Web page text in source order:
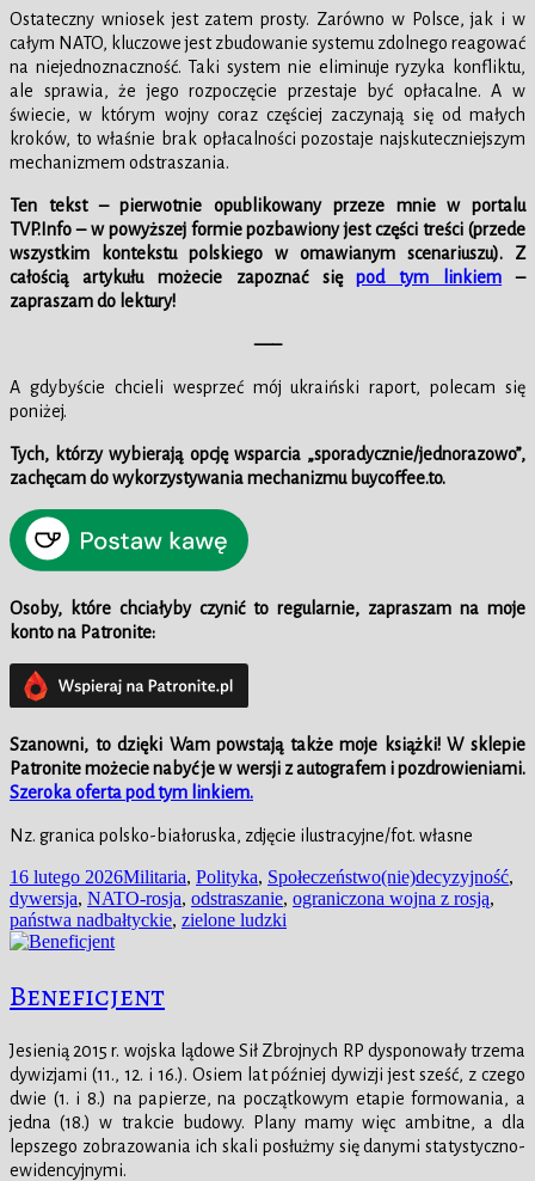
Ostateczny wniosek jest zatem prosty. Zarówno w Polsce, jak i w
całym NATO, kluczowe jest zbudowanie systemu zdolnego reagować
na niejednoznaczność. Taki system nie eliminuje ryzyka konfliktu,
ale sprawia, że jego rozpoczęcie przestaje być opłacalne. A w
świecie, w którym wojny coraz częściej zaczynają się od małych
kroków, to właśnie brak opłacalności pozostaje najskuteczniejszym
mechanizmem odstraszania.
Ten tekst – pierwotnie opublikowany przeze mnie w portalu
TVP.Info – w powyższej formie pozbawiony jest części treści (przede
wszystkim kontekstu polskiego w omawianym scenariuszu). Z
całością artykułu możecie zapoznać siępod tym linkiem –
zapraszam do lektury!
—–
A gdybyście chcieli wesprzeć mój ukraiński raport, polecam się
poniżej.
Tych, którzy wybierają opcję wsparcia „sporadycznie/jednorazowo”,
zachęcam do wykorzystywania mechanizmu buycoffee.to.
Osoby, które chciałyby czynić to regularnie, zapraszam na moje
konto na Patronite:
Szanowni, to dzięki Wam powstają także moje książki!Wsklepie
Patronite możecie nabyć je w wersji z autografem i pozdrowieniami.
Szeroka oferta pod tym linkiem.
Nz. granica polsko-białoruska, zdjęcie ilustracyjne/fot. własne
Data
publikacji
16 lutego 2026Kategorie
Militaria, Polityka, SpołeczeństwoTagi
(nie)decyzyjność,
dywersja, NATO-rosja, odstraszanie, ograniczona wojna z rosją,
państwa nadbałtyckie, zielone ludzki
Beneficjent
Jesienią 2015 r. wojska lądowe Sił Zbrojnych RP dysponowały trzema
dywizjami (11., 12. i 16.). Osiem lat później dywizji jest sześć, z czego
dwie (1. i 8.) na papierze, na początkowym etapie formowania, a
jedna (18.) w trakcie budowy. Plany mamy więc ambitne, a dla
lepszego zobrazowania ich skali posłużmy się danymi statystyczno-
ewidencyjnymi.